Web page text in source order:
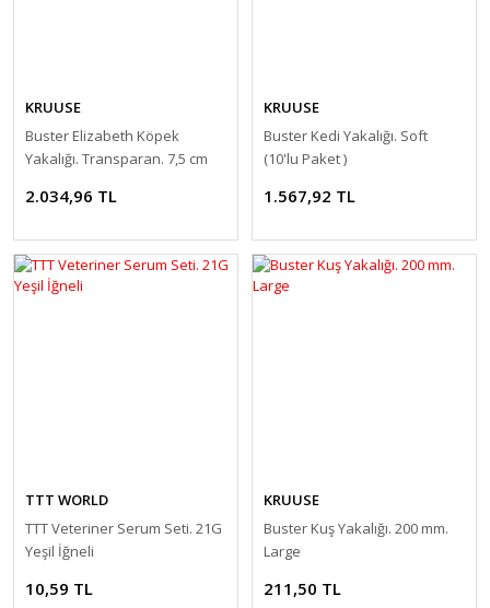
KRUUSE
Buster Elizabeth Köpek
Yakalığı. Transparan. 7,5 cm
2.034,96 TL
KRUUSE
Buster Kedi Yakalığı. Soft
(10'lu Paket )
1.567,92 TL
TTT WORLD
TTT Veteriner Serum Seti. 21G
Yeşil İğneli
10,59 TL
KRUUSE
Buster Kuş Yakalığı. 200 mm.
Large
211,50 TL